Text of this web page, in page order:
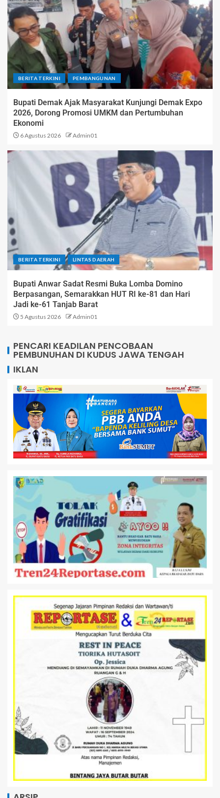
BERITA TERKINI PEMBANGUNAN
Bupati Demak Ajak Masyarakat Kunjungi Demak Expo
2026, Dorong Promosi UMKM dan Pertumbuhan
Ekonomi
6 Agustus 2026 Admin01
BERITA TERKINI LINTAS DAERAH
Bupati Anwar Sadat Resmi Buka Lomba Domino
Berpasangan, Semarakkan HUT RI ke-81 dan Hari
Jadi ke-61 Tanjab Barat
5 Agustus 2026 Admin01
PENCARI KEADILAN PENCOBAAN
PEMBUNUHAN DI KUDUS JAWA TENGAH
IKLAN